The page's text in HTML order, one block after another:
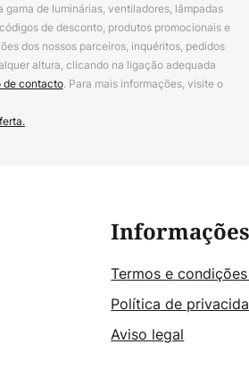
de luminárias, ventiladores, lâmpadas
de desconto, produtos promocionais e
dos nossos parceiros, inquéritos, pedidos
altura, clicando na ligação adequada
de contacto. Para mais informações, visite o
Informações
Termos e
Política de
Aviso legal